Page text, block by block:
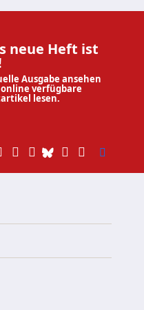
neue Heft ist
Ausgabe ansehen
verfügbare
lesen.